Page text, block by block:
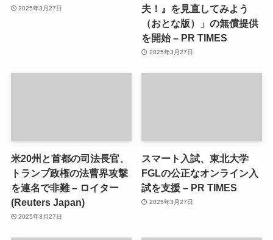
2025年3月27日
夫！』を見直してみよう
（おとな版）」の無償提供
を開始 – PR TIMES
2025年3月27日
米20州と首都の司法長官、
トランプ政権の法曹界攻撃
を連名で非難 – ロイター
(Reuters Japan)
2025年3月27日
スマート入試、東北大学
FGLの公正なオンライン入
試を支援 – PR TIMES
2025年3月27日